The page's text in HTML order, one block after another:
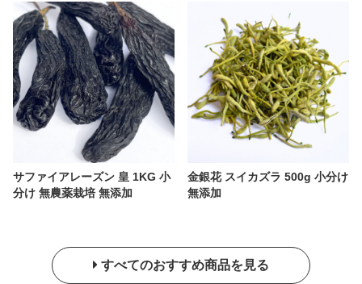
サファイアレーズン 皇 1KG 小
分け 無農薬栽培 無添加
金銀花 スイカズラ 500g 小分け
無添加
すべてのおすすめ商品を見る